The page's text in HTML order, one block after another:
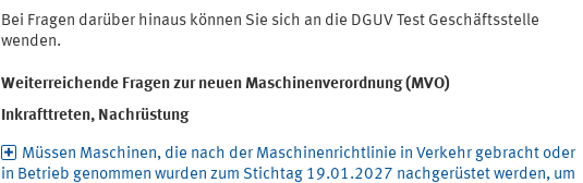
Bei Fragen darüber hinaus können Sie sich an die DGUV Test Geschäftsstelle
wenden.
Weiterreichende Fragen zur neuen Maschinenverordnung (MVO)
Inkrafttreten, Nachrüstung
Müssen Maschinen, die nach der Maschinenrichtlinie in Verkehr gebracht oder
in Betrieb genommen wurden zum Stichtag 19.01.2027 nachgerüstet werden, um